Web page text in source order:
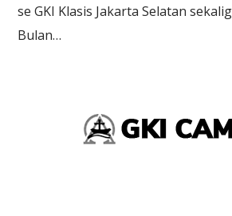
se GKI Klasis Jakarta Selatan
Bulan…